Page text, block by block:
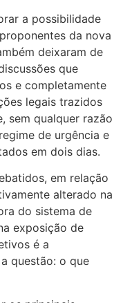
a possibilidade
da nova
deixaram de
que
e completamente
legais trazidos
sem qualquer razão
de urgência e
em dois dias.
em relação
alterado na
do sistema de
exposição de
é a
questão: o que